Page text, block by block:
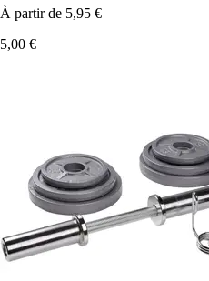
À partir de 5,95 €
5,00 €